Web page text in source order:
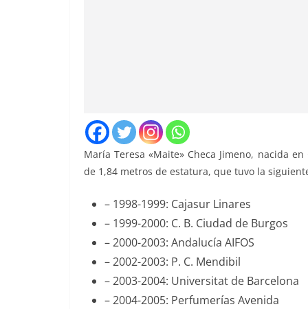
María Teresa «Maite» Checa Jimeno, nacida en
de 1,84 metros de estatura, que tuvo la
– 1998-1999: Cajasur Linares
– 1999-2000: C. B. Ciudad de Burgos
– 2000-2003: Andalucía AIFOS
– 2002-2003: P. C. Mendibil
– 2003-2004: Universitat de Barcelona
– 2004-2005: Perfumerías Avenida